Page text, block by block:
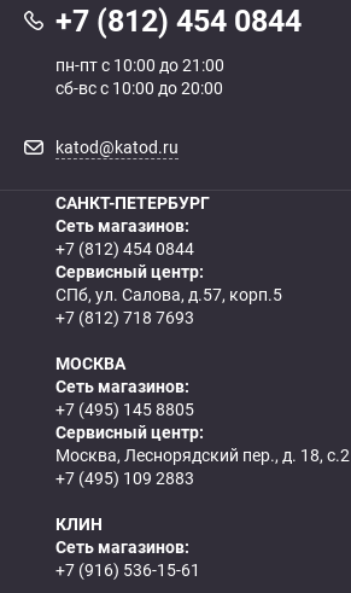
+7 (812) 454 0844
пн-пт с 10:00 до 21:00
сб-вс с 10:00 до 20:00
katod@katod.ru
САНКТ-ПЕТЕРБУРГ
Сеть магазинов:
+7 (812) 454 0844
Сервисный центр:
СПб, ул. Салова, д.57, корп.5
+7 (812) 718 7693
МОСКВА
Сеть магазинов:
+7 (495) 145 8805
Сервисный центр:
Москва, Леснорядский пер., д. 18, с.2
+7 (495) 109 2883
КЛИН
Сеть магазинов:
+7 (916) 536-15-61